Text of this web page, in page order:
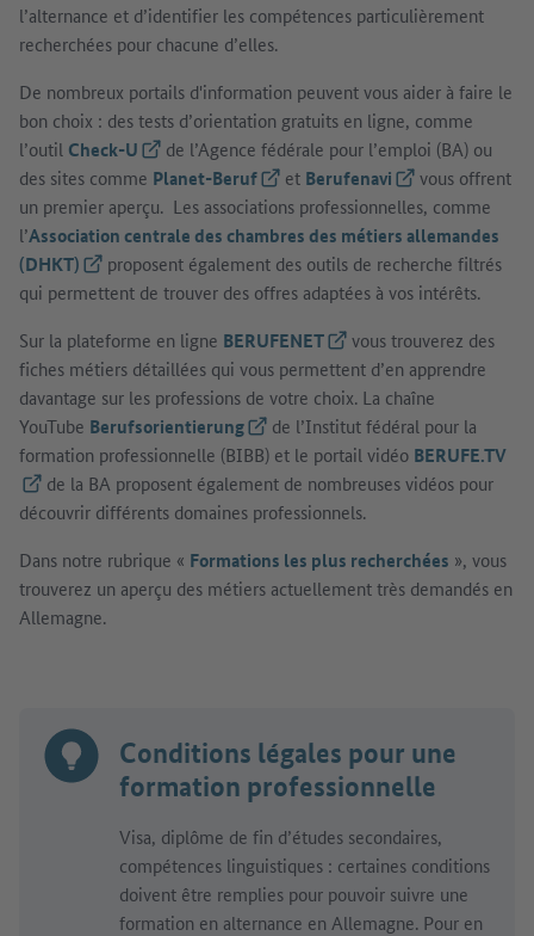
l’alternance et d’identifier les compétences particulièrement
recherchées pour chacune d’elles.
De nombreux portails d'information peuvent vous aider à faire le
bon choix : des tests d’orientation gratuits en ligne, comme
l’outil Check-U(Lien externe)
de l’Agence fédérale pour l’emploi (BA) ou
des sites comme Planet-Beruf(Lien externe)
et Berufenavi(Lien externe)
vous offrent
un premier aperçu. Les associations professionnelles, comme
l’Association centrale des chambres des métiers allemandes
(DHKT)(Lien externe)
proposent également des outils de recherche filtrés
qui permettent de trouver des offres adaptées à vos intérêts.
Sur la plateforme en ligne BERUFENET(Lien externe)
vous trouverez des
fiches métiers détaillées qui vous permettent d’en apprendre
davantage sur les professions de votre choix. La chaîne
YouTube Berufsorientierung(Lien externe)
de l’Institut fédéral pour la
formation professionnelle (BIBB) et le portail vidéo BERUFE.TV
(Lien externe)
de la BA proposent également de nombreuses vidéos pour
découvrir différents domaines professionnels.
Dans notre rubrique « Formations les plus recherchées », vous
trouverez un aperçu des métiers actuellement très demandés en
Allemagne.
Conditions légales pour une
formation professionnelle
Visa, diplôme de fin d’études secondaires,
compétences linguistiques : certaines conditions
doivent être remplies pour pouvoir suivre une
formation en alternance en Allemagne. Pour en